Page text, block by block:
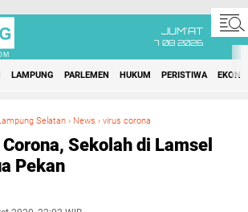
JUM'AT
7 08 2026
LAMPUNG PARLEMEN HUKUM PERISTIWA
Selatan › News › virus corona
Sekolah di Lamsel
Pekan